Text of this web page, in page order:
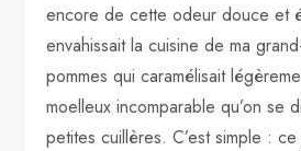
encore de cette odeur douce et
envahissait la cuisine de ma
pommes qui caramélisait
moelleux incomparable qu’on se
petites cuillères. C’est simple :